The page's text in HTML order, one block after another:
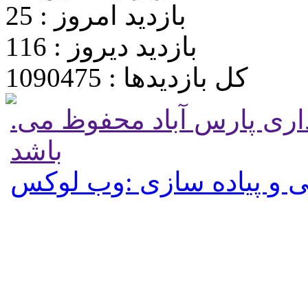
بازدید امروز : 25
بازدید دیروز : 116
کل بازدیدها : 1090475
.تمامی حقوق برای پایگاه شهرداری پارس آباد محفوظ می
باشد
و پیاده سازی :وب لوکس